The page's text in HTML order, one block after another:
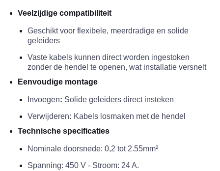
Veelzijdige compatibiliteit
Geschikt voor flexibele, meerdradige en solide
geleiders
Vaste kabels kunnen direct worden ingestoken
zonder de hendel te openen, wat installatie versnelt
Eenvoudige montage
Invoegen: Solide geleiders direct insteken
Verwijderen: Kabels losmaken met de hendel
Technische specificaties
Nominale doorsnede: 0,2 tot 2.55mm²
Spanning: 450 V - Stroom: 24 A.